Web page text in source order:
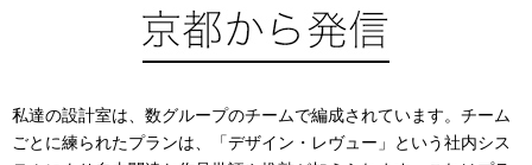
私達の設計室は、数グループのチームで編成されています。チーム
ごとに練られたプランは、「デザイン・レヴュー」という社内シス